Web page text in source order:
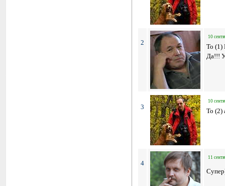
2
10
To (1)
Да!!!
3
10
To (2)
4
11